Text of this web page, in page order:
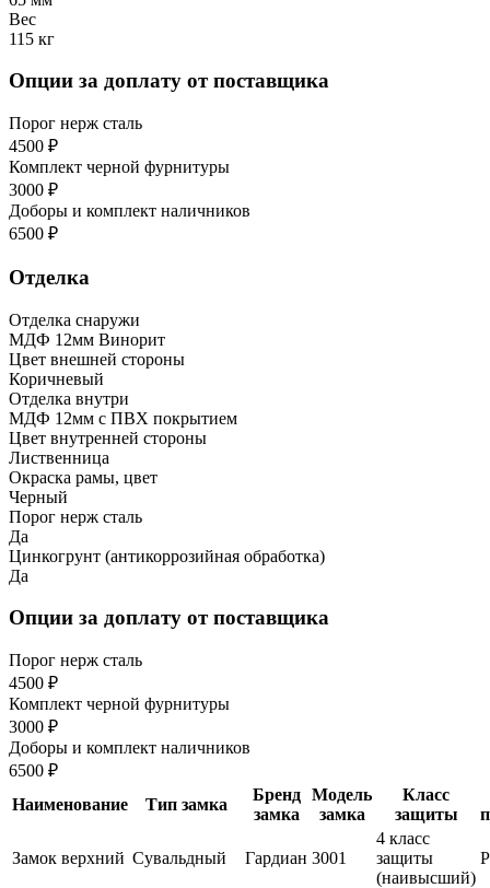
Вес
115 кг
Опции за доплату от поставщика
Порог нерж сталь
4500 ₽
Комплект черной фурнитуры
3000 ₽
Доборы и комплект наличников
6500 ₽
Отделка
Отделка снаружи
МДФ 12мм Винорит
Цвет внешней стороны
Коричневый
Отделка внутри
МДФ 12мм с ПВХ покрытием
Цвет внутренней стороны
Лиственница
Окраска рамы, цвет
Черный
Порог нерж сталь
Да
Цинкогрунт (антикоррозийная обработка)
Да
Опции за доплату от поставщика
Порог нерж сталь
4500 ₽
Комплект черной фурнитуры
3000 ₽
Доборы и комплект наличников
6500 ₽
Наименование
Тип замка
Бренд
замка
Модель
замка
Класс
защиты
Замок верхний Сувальдный Гардиан 3001
4 класс
защиты
(наивысший)